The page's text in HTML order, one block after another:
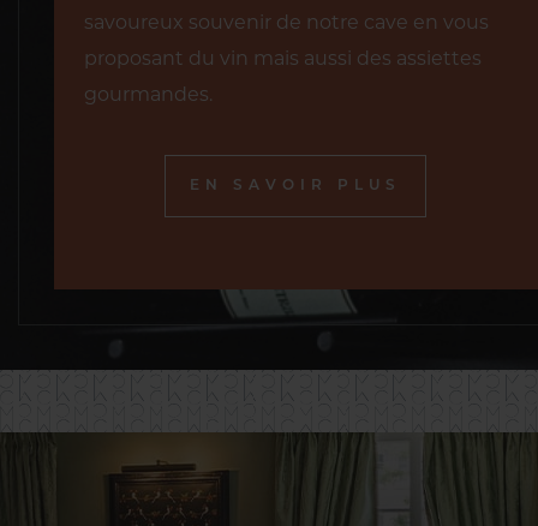
savoureux souvenir de notre cave en vous
proposant du vin mais aussi des assiettes
gourmandes.
EN SAVOIR PLUS